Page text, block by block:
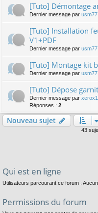
[Tuto] Démontage
Dernier message par usm77
[Tuto] Installation
V1+PDF
Dernier message par usm77
[Tuto] Montage kit
Dernier message par usm77
[Tuto] Dépose
Dernier message par xerox1
Réponses : 2
Nouveau sujet
43
Qui est en ligne
Utilisateurs parcourant ce forum :
Permissions du forum